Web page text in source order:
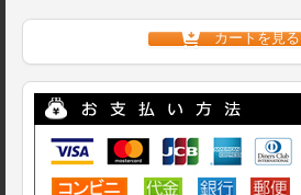
カートを見る